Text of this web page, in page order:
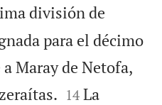
división de
para el décimo
Maray de Netofa,


14 La